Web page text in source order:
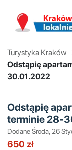
Turystyka Kraków
Odstąpię
30.01.2022
Odstąpię
terminie 28-
Dodane Środa, 26
650 zł